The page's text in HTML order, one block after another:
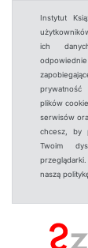
Instytut
ich
plików
serwisów
chcesz, by
Twoim
naszą